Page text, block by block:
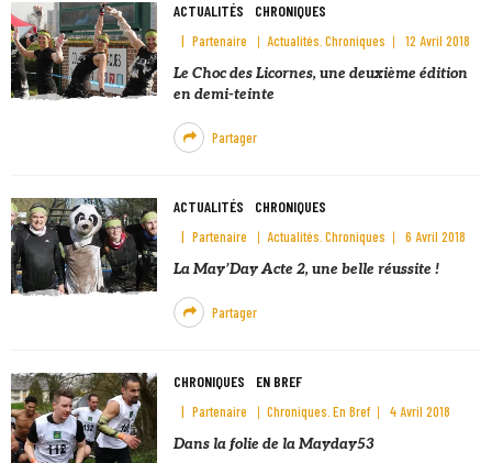
ACTUALITÉS CHRONIQUES
Partenaire Actualités Chroniques
12 Avril 2018
Le Choc des Licornes, une deuxième édition
en demi-teinte
Partager
ACTUALITÉS CHRONIQUES
Partenaire Actualités Chroniques
6 Avril 2018
La May’Day Acte 2, une belle réussite !
Partager
CHRONIQUES EN BREF
Partenaire Chroniques En Bref
4 Avril 2018
Dans la folie de la Mayday53